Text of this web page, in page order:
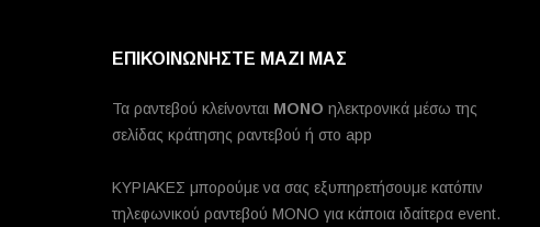
ΕΠΙΚΟΙΝΩΝΗΣΤΕ ΜΑΖΙ ΜΑΣ
Τα ραντεβού κλείνονται MONO ηλεκτρονικά μέσω της
σελίδας κράτησης ραντεβού ή στο app
ΚΥΡΙΑΚΕΣ μπορούμε να σας εξυπηρετήσουμε κατόπιν
τηλεφωνικού ραντεβού ΜΟΝΟ για κάποια ιδαίτερα event.